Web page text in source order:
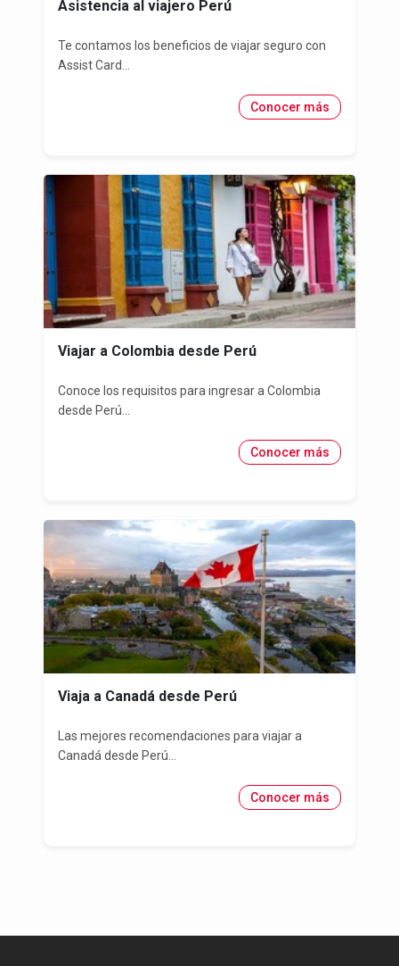
Asistencia al viajero Perú
Te contamos los beneficios de viajar seguro con
Assist Card...
Conocer más
Viajar a Colombia desde Perú
Conoce los requisitos para ingresar a Colombia
desde Perú...
Conocer más
Viaja a Canadá desde Perú
Las mejores recomendaciones para viajar a
Canadá desde Perú...
Conocer más